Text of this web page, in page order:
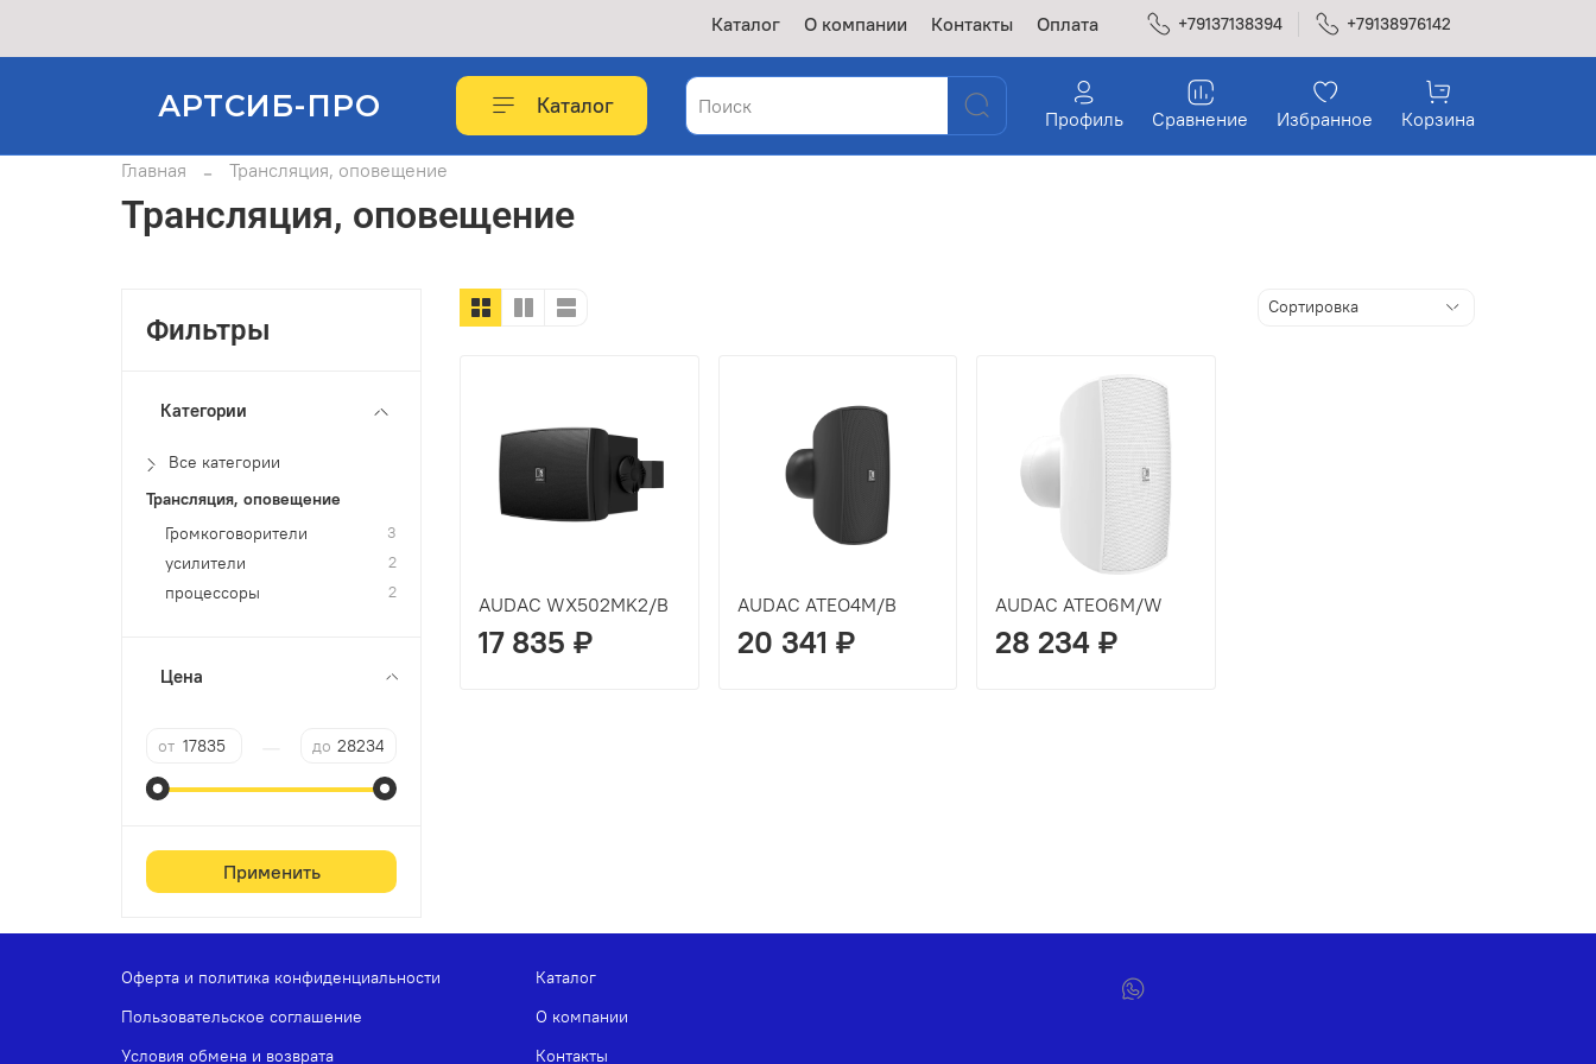
Каталог О компании Контакты Оплата +79137138394 +79138976142
АРТСИБ-ПРО Каталог Профиль Сравнение Избранное Корзина
Главная Трансляция, оповещение
Трансляция, оповещение
AUDAC WX502MK2/B
17 835 ₽
AUDAC ATEO4M/B
20 341 ₽
AUDAC ATEO6M/W
28 234 ₽
Фильтры
Категории
Все категории
Трансляция, оповещение
Громкоговорители
3
усилители 2
процессоры 2
Цена
от до
Применить
Оферта и политика конфиденциальности
Пользовательское соглашение
Условия обмена и возврата
Каталог
О компании
Контакты